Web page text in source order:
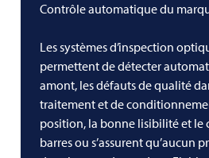
Contrôle automatique du
Les systèmes d’inspection
permettent de détecter
amont, les défauts de qualité
traitement et de
position, la bonne lisibilité et le
barres ou s’assurent qu’aucun